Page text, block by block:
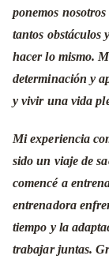
ponemos
tantos obstáculos
hacer lo mismo.
determinación y
y vivir una vida
Mi experiencia
sido un viaje de
comencé a
entrenadora
tiempo y la
trabajar juntas.